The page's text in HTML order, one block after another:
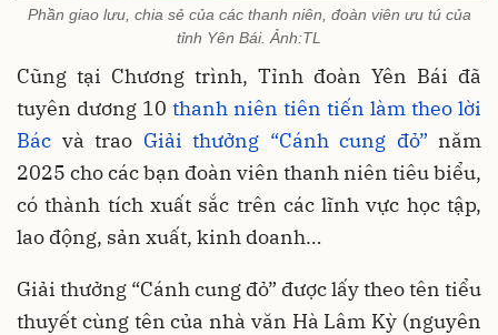
Phần giao lưu, chia sẻ của các thanh niên, đoàn viên ưu tú của
tỉnh Yên Bái. Ảnh:TL
Cũng tại Chương trình, Tỉnh đoàn Yên Bái đã
tuyên dương 10 thanh niên tiên tiến làm theo lời
Bác và trao Giải thưởng “Cánh cung đỏ” năm
2025 cho các bạn đoàn viên thanh niên tiêu biểu,
có thành tích xuất sắc trên các lĩnh vực học tập,
lao động, sản xuất, kinh doanh…
Giải thưởng “Cánh cung đỏ” được lấy theo tên tiểu
thuyết cùng tên của nhà văn Hà Lâm Kỳ (nguyên